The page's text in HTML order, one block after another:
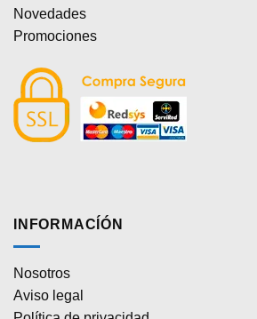
Novedades
Promociones
INFORMACÍÓN
Nosotros
Aviso legal